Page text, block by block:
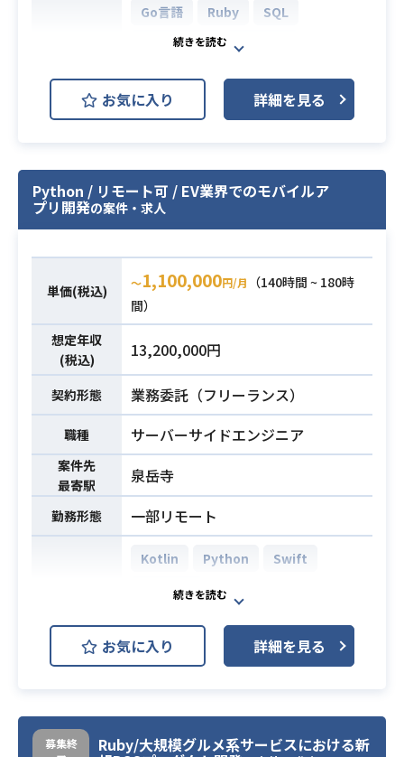
必須スキル
ォン向けゲーム開発の実務経験3年以
・中〜大規模タイトル（開発チーム2
0名以上規模）の開発または運用に1
開発環境
Go言語 Ruby
SQL
TypeScript
React.js
AWS Aurora (Amazon Aurora)
MySQL
GCP (Google Cloud Platform)
Docker
プラットフォーム事業と、荷主向け
のオペレーションDXを支援するSaaS
事業を運営しており、
自社ブランド・全国の営業ネットワ
ークと、プロダクトの仕組み・プロ
ダクトを融合し、
日本の物流を変革を行なっておりま
す。
その中での配車計画のWebアプリケ
ーションのプロダクト機能開発/運用
をお任せいたします。
・Reactを使ったWebアプリケーシ
・Go, Rubyなどを使ったWebアプリ
ケーション・APIの開発、運用経験: 3
年以上
・データベースに関する知識とSQL
・バックエンド/フロントエンドの技
術選定・アーキテクチャ設計経験
お気に入り 詳細を見る
Python / リモート可 / EV業界でのモバイルア
プリ開発の案件・求人
単価(税込) 〜1,100,000円/月
（140時間 ~ 180時
間）
想定年収
(税込)
13,200,000円
契約形態 業務委託（フリーランス）
職種 サーバーサイドエンジニア
案件先
最寄駅
泉岳寺
勤務形態 一部リモート
開発環境
Kotlin Python
Swift
React.js
AWS DynamoDB (Amazon Dynam
oDB)
MySQL
お気に入り 詳細を見る
募集終
Ruby/大規模グルメ系サービスにおける新